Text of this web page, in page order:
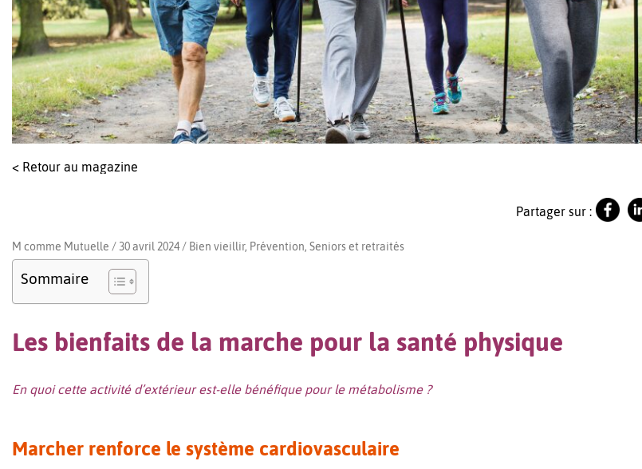
< Retour au magazine
Partager sur :
M comme Mutuelle / 30 avril 2024 / Bien vieillir, Prévention, Seniors et retraités
Sommaire
Les bienfaits de la marche pour la santé physique
En quoi cette activité d’extérieur est-elle bénéfique pour le métabolisme ?
Marcher renforce le système cardiovasculaire